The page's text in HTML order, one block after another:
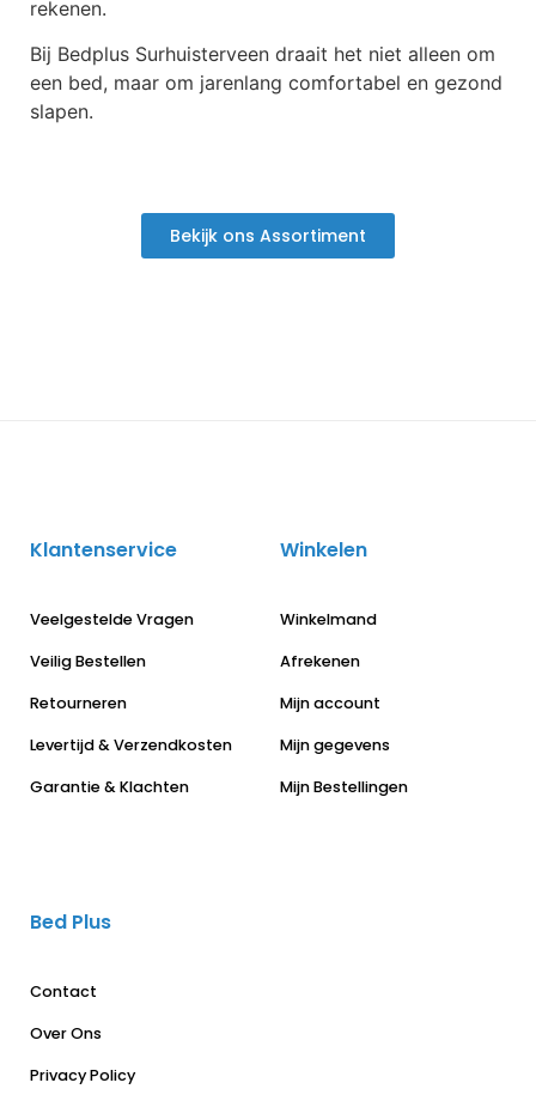
rekenen.
Bij Bedplus Surhuisterveen draait het niet alleen om
een bed, maar om jarenlang comfortabel en gezond
slapen.
Bekijk ons Assortiment
Klantenservice
Veelgestelde Vragen
Veilig Bestellen
Retourneren
Levertijd & Verzendkosten
Garantie & Klachten
Winkelen
Winkelmand
Afrekenen
Mijn account
Mijn gegevens
Mijn Bestellingen
Bed Plus
Contact
Over Ons
Privacy Policy